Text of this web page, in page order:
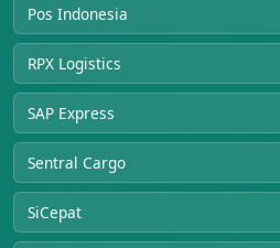
Pos Indonesia
RPX Logistics
SAP Express
Sentral Cargo
SiCepat